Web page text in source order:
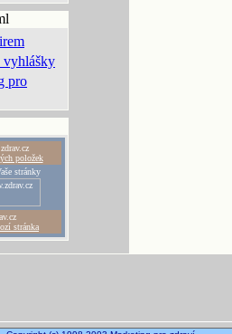
vyhlášky
pro
položek
stránky
stránka